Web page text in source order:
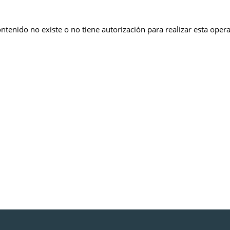
no existe o no tiene autorización para realizar esta